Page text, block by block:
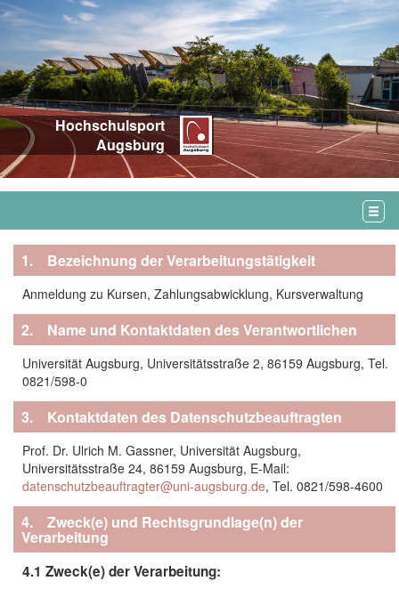
Hochschulsport
Augsburg
1. Bezeichnung der Verarbeitungstätigkeit
Anmeldung zu Kursen, Zahlungsabwicklung, Kursverwaltung
2. Name und Kontaktdaten des Verantwortlichen
Universität Augsburg, Universitätsstraße 2, 86159 Augsburg, Tel.
0821/598-0
3. Kontaktdaten des Datenschutzbeauftragten
Prof. Dr. Ulrich M. Gassner, Universität Augsburg,
Universitätsstraße 24, 86159 Augsburg, E-Mail:
datenschutzbeauftragter@uni-augsburg.de, Tel. 0821/598-4600
4. Zweck(e) und Rechtsgrundlage(n) der
Verarbeitung
4.1 Zweck(e) der Verarbeitung: